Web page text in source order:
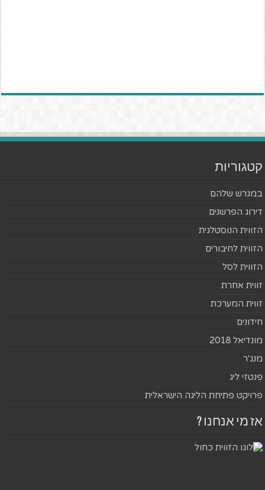
קטגוריות
במגרש שלהם
דירוג הפרשנים
הזווית הנוסטלגית
הזווית לחיבורים
הזווית לסל
זווית אחרת
זווית המערכת
חידונים
מונדיאל 2018
מנג'ר
פנטזי ליג
פרויקט פתיחת הליגה הישראלית
אז מי אנחנו ?